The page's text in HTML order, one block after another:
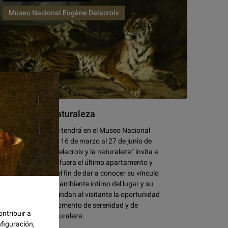
a
y la naturaleza
exposición que se tendrá en el Museo Nacional
Delacroix del 16 de marzo al 27 de junio de
bajo el título “Delacroix y la naturaleza” invita a
en el que fuera el último apartamento y
del pintor, con el fin de dar a conocer su vínculo
la naturaleza. El ambiente íntimo del lugar y su
jardín brindan al visitante la oportunidad
disfrutar de un momento de serenidad y de
en plena naturaleza.
Museo Nacional Eugène Delacroix